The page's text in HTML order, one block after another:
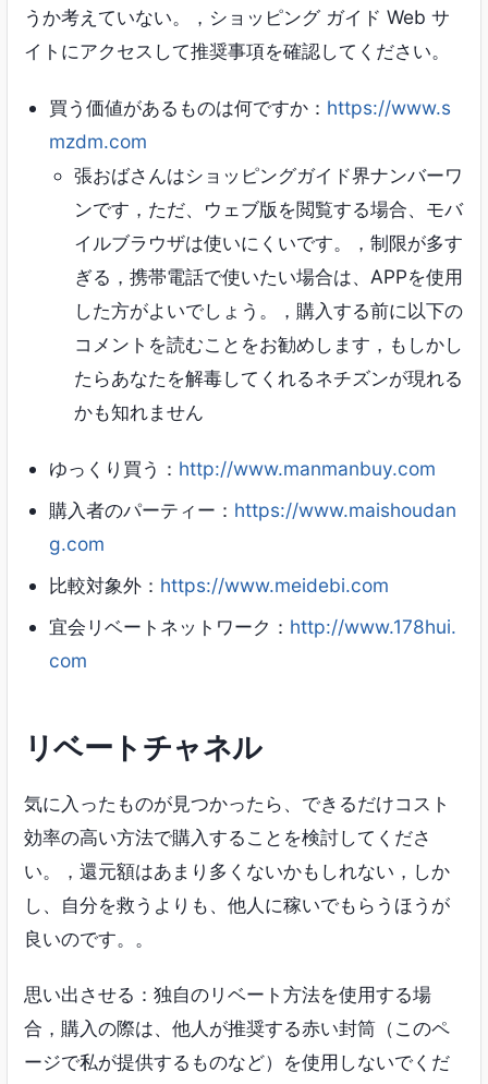
うか考えていない。，ショッピング ガイド Web サ
イトにアクセスして推奨事項を確認してください。
買う価値があるものは何ですか： https://www.s
mzdm.com
張おばさんはショッピングガイド界ナンバーワ
ンです，ただ、ウェブ版を閲覧する場合、モバ
イルブラウザは使いにくいです。，制限が多す
ぎる，携帯電話で使いたい場合は、APPを使用
した方がよいでしょう。，購入する前に以下の
コメントを読むことをお勧めします，もしかし
たらあなたを解毒してくれるネチズンが現れる
かも知れません
ゆっくり買う： http://www.manmanbuy.com
購入者のパーティー： https://www.maishoudan
g.com
比較対象外： https://www.meidebi.com
宜会リベートネットワーク： http://www.178hui.
com
リベートチャネル
気に入ったものが見つかったら、できるだけコスト
効率の高い方法で購入することを検討してくださ
い。，還元額はあまり多くないかもしれない，しか
し、自分を救うよりも、他人に稼いでもらうほうが
良いのです。。
思い出させる：独自のリベート方法を使用する場
合，購入の際は、他人が推奨する赤い封筒（このペ
ージで私が提供するものなど）を使用しないでくだ